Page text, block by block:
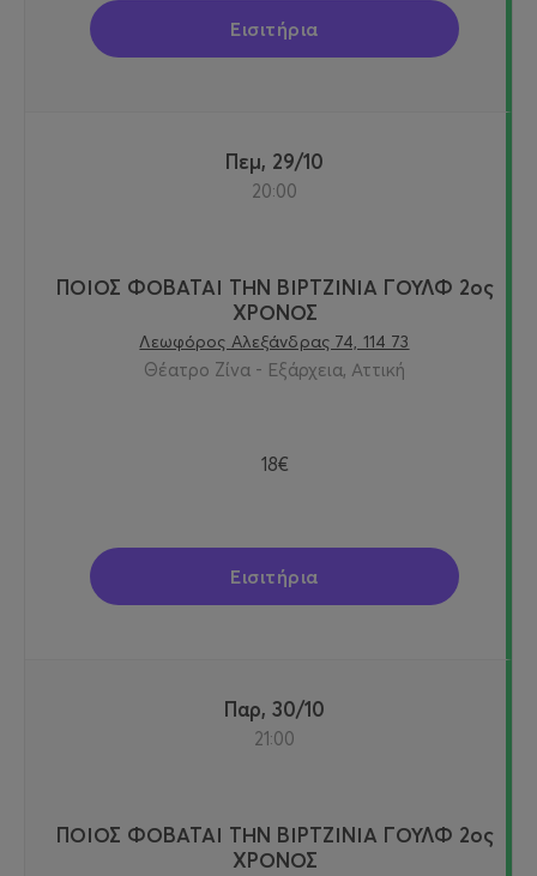
Εισιτήρια
Πεμ, 29/10
20:00
ΠΟΙΟΣ ΦΟΒΑΤΑΙ ΤΗΝ ΒΙΡΤΖΙΝΙΑ ΓΟΥΛΦ 2ος
ΧΡΟΝΟΣ
Λεωφόρος Αλεξάνδρας 74, 114 73
Θέατρο Ζίνα - Εξάρχεια, Αττική
18€
Εισιτήρια
Παρ, 30/10
21:00
ΠΟΙΟΣ ΦΟΒΑΤΑΙ ΤΗΝ ΒΙΡΤΖΙΝΙΑ ΓΟΥΛΦ 2ος
ΧΡΟΝΟΣ